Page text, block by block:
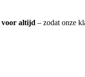
voor altijd – zodat onze